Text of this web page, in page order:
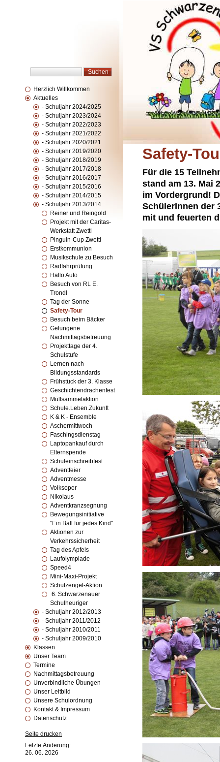
Herzlich Willkommen
Aktuelles
- Schuljahr 2024/2025
- Schuljahr 2023/2024
- Schuljahr 2022/2023
- Schuljahr 2021/2022
- Schuljahr 2020/2021
- Schuljahr 2019/2020
- Schuljahr 2018/2019
- Schuljahr 2017/2018
- Schuljahr 2016/2017
- Schuljahr 2015/2016
- Schuljahr 2014/2015
- Schuljahr 2013/2014
Reiner und Reingold
Projekt mit der Caritas-
Werkstatt Zwettl
Pinguin-Cup Zwettl
Erstkommunion
Musikschule zu Besuch
Radfahrprüfung
Hallo Auto
Besuch von RL E.
Trondl
Tag der Sonne
Safety-Tour
Besuch beim Bäcker
Gelungene
Nachmittagsbetreuung
Projekttage der 4.
Schulstufe
Lernen nach
Bildungsstandards
Frühstück der 3. Klasse
Geschichtendrachenfest
Müllsammelaktion
Schule.Leben.Zukunft
K & K - Ensemble
Aschermittwoch
Faschingsdienstag
Laptopankauf durch
Elternspende
Schuleinschreibfest
Adventfeier
Adventmesse
Volksoper
Nikolaus
Adventkranzsegnung
Bewegungsinitiative
"Ein Ball für jedes Kind"
Aktionen zur
Verkehrssicherheit
Tag des Apfels
Laufolympiade
Speed4
Mini-Maxi-Projekt
Schutzengel-Aktion
6. Schwarzenauer
Schulheuriger
- Schuljahr 2012/2013
- Schuljahr 2011/2012
- Schuljahr 2010/2011
- Schuljahr 2009/2010
Klassen
Unser Team
Termine
Nachmittagsbetreuung
Unverbindliche Übungen
Unser Leitbild
Unsere Schulordnung
Kontakt & Impressum
Datenschutz
Seite drucken
Letzte Änderung:
26. 06. 2026
Safety-
Für die 15
stand am 13. Mai
im Vordergrund!
SchülerInnen der
mit und feuerten